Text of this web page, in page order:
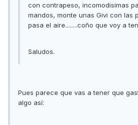
con contrapeso, incomodisimas
mandos, monte unas Givi con las
pasa el aire........coño que voy a
Saludos.
Pues parece que vas a tener que
algo así: